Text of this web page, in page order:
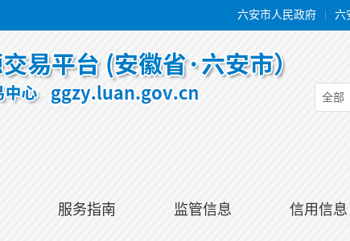
六安市人民政府 六
全部
服务指南 监管信息 信用信息